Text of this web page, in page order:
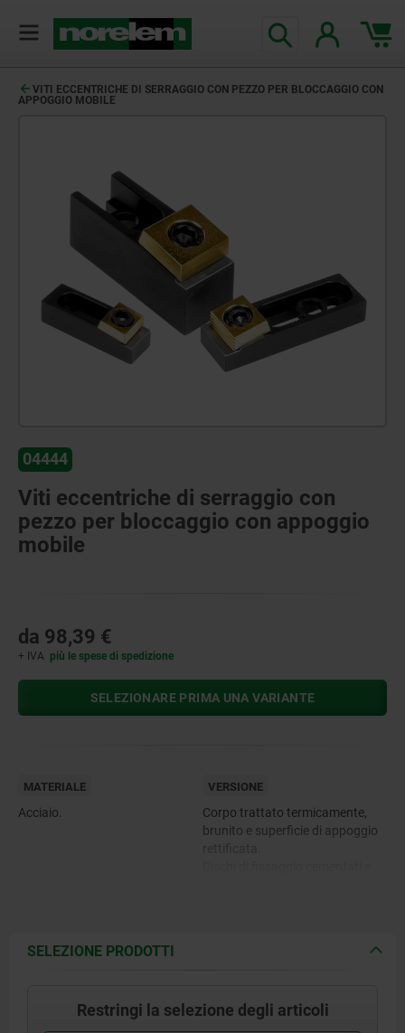
VITI ECCENTRICHE DI SERRAGGIO CON PEZZO PER BLOCCAGGIO CON
APPOGGIO MOBILE
04444
Viti eccentriche di serraggio con
pezzo per bloccaggio con appoggio
mobile
da 98,39 €
+ IVA più le spese di spedizione
SELEZIONARE PRIMA UNA VARIANTE
MATERIALE
Acciaio.
VERSIONE
Corpo trattato termicamente,
brunito e superficie di appoggio
SELEZIONE PRODOTTI
Restringi la selezione degli articoli